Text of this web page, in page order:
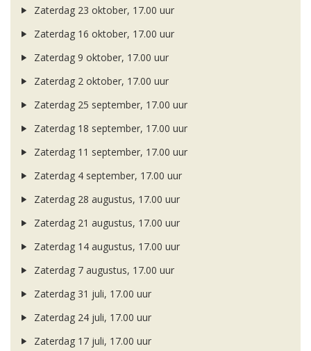
Zaterdag 23 oktober, 17.00 uur
Zaterdag 16 oktober, 17.00 uur
Zaterdag 9 oktober, 17.00 uur
Zaterdag 2 oktober, 17.00 uur
Zaterdag 25 september, 17.00 uur
Zaterdag 18 september, 17.00 uur
Zaterdag 11 september, 17.00 uur
Zaterdag 4 september, 17.00 uur
Zaterdag 28 augustus, 17.00 uur
Zaterdag 21 augustus, 17.00 uur
Zaterdag 14 augustus, 17.00 uur
Zaterdag 7 augustus, 17.00 uur
Zaterdag 31 juli, 17.00 uur
Zaterdag 24 juli, 17.00 uur
Zaterdag 17 juli, 17.00 uur